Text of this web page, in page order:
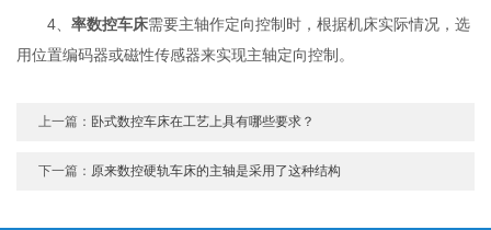
4、率数控车床需要主轴作定向控制时，根据机床实际情况，选
用位置编码器或磁性传感器来实现主轴定向控制。
上一篇： 卧式数控车床在工艺上具有哪些要求？
下一篇： 原来数控硬轨车床的主轴是采用了这种结构